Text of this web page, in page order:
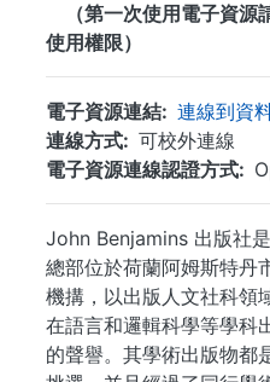
（第一次使用電子資源
使用權限）
電子資源連結
連線到資
連線方式
可校外連線
電子資源連線認證方式
John Benjamins 出版社
總部位於荷蘭阿姆斯特丹
機搆，以出版人文社科領
在語言和邏輯科學等學科
的聲譽。其學術出版物都